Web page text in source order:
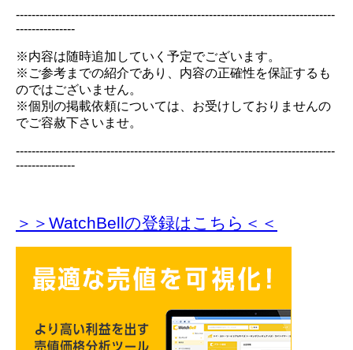
---------------------------------------------------------------------------------
---------------
※内容は随時追加していく予定でございます。
※ご参考までの紹介であり、内容の正確性を保証するも
のではございません。
※個別の掲載依頼については、お受けしておりませんの
でご容赦下さいませ。
---------------------------------------------------------------------------------
---------------
＞＞WatchBellの登録はこちら＜＜